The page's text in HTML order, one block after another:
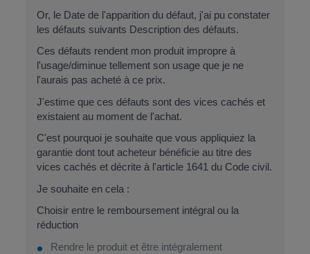
Or, le Date de l'apparition du défaut, j'ai pu constater
les défauts suivants Description des défauts.
Ces défauts rendent mon produit impropre à
l'usage/diminue tellement son usage que je ne
l'aurais pas acheté à ce prix.
J'estime que ces défauts sont des vices cachés et
existaient au moment de l'achat.
C'est pourquoi je souhaite que vous appliquiez la
garantie dont tout acheteur bénéficie au titre des
vices cachés et décrite à l'article 1641 du Code civil.
Je souhaite en cela :
Choisir entre le remboursement intégral ou la
réduction
Rendre le produit et être intégralement